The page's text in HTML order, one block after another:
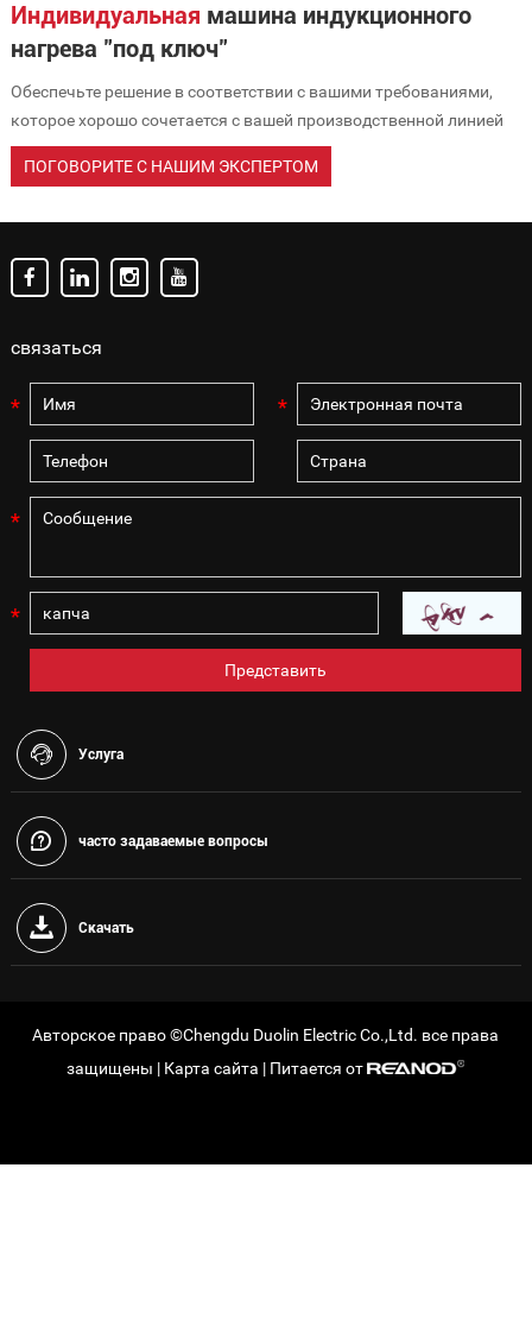
Индивидуальная машина индукционного
нагрева "под ключ"
Обеспечьте решение в соответствии с вашими требованиями,
которое хорошо сочетается с вашей производственной линией
ПОГОВОРИТЕ С НАШИМ ЭКСПЕРТОМ
связаться
Услуга
часто задаваемые вопросы
Скачать
Авторское право ©Chengdu Duolin Electric Co.,Ltd. все права
защищены | Карта сайта | Питается от